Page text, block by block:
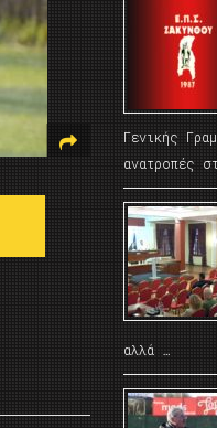
Γενικής
ανατροπές
αλλά …